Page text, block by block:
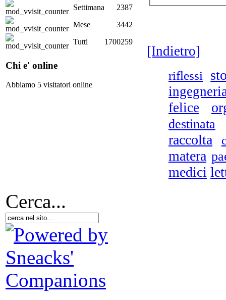
Settimana
2387
Mese
3442
Tutti
1700259
Chi e' online
Abbiamo 5 visitatori online
[Indietro]
riflessi
felice
destinata
raccolta
matera
medici
Cerca...